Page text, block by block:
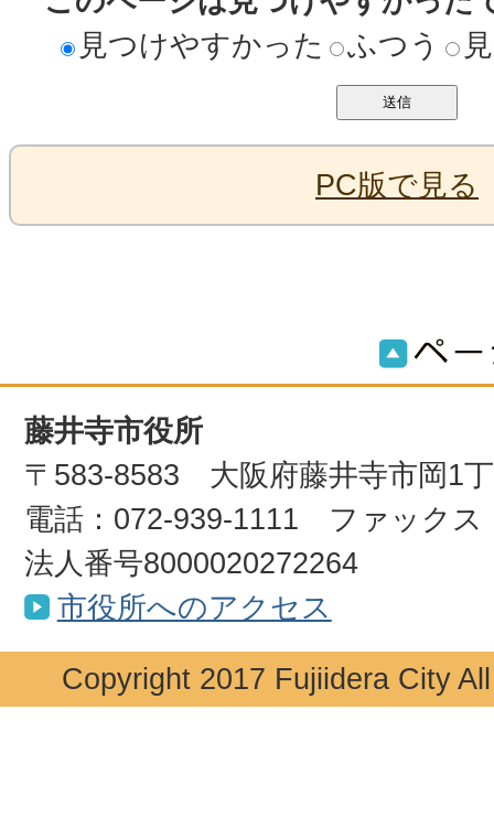
見つけやすかった
ふつう
PC版で見る
藤井寺市役所
〒583-8583 大阪府藤井寺市岡1
電話：072-939-1111 ファックス
法人番号8000020272264
市役所へのアクセス
Copyright 2017 Fujiidera City